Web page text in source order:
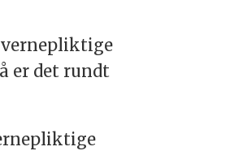
vernepliktige
er det rundt